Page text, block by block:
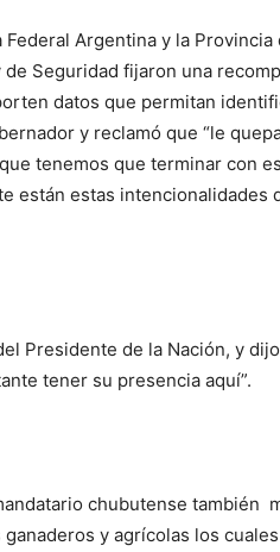
Argentina y la Provincia
Seguridad fijaron una
datos que permitan
y reclamó que “le
tenemos que terminar con
están estas intencionalidades
Presidente de la Nación, y
tener su presencia aquí”.
chubutense también
y agrícolas los